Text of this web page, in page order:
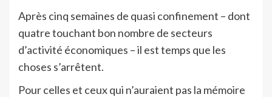
Après cinq semaines de quasi confinement – dont
quatre touchant bon nombre de secteurs
d’activité économiques – il est temps que les
choses s’arrêtent.
Pour celles et ceux qui n’auraient pas la mémoire